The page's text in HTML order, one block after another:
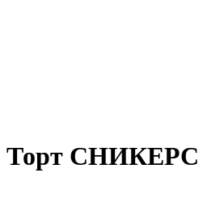
Торт СНИКЕРС 1